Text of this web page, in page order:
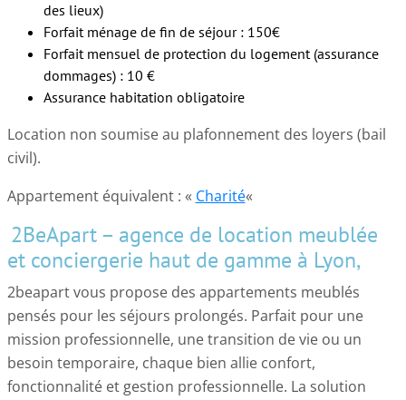
des lieux)
Forfait ménage de fin de séjour : 150€
Forfait mensuel de protection du logement (assurance
dommages) : 10 €
Assurance habitation obligatoire
Location non soumise au plafonnement des loyers (bail
civil).
Appartement équivalent : « Charité«
2BeApart – agence de location meublée
et conciergerie haut de gamme à Lyon,
2beapart vous propose des appartements meublés
pensés pour les séjours prolongés. Parfait pour une
mission professionnelle, une transition de vie ou un
besoin temporaire, chaque bien allie confort,
fonctionnalité et gestion professionnelle. La solution